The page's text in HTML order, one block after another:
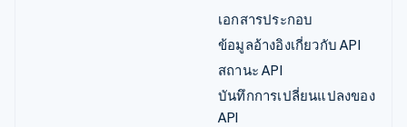
เอกสารประกอบ
ข้อมูลอ้างอิงเกี่ยวกับ API
สถานะ API
บันทึกการเปลี่ยนแปลงของ
API